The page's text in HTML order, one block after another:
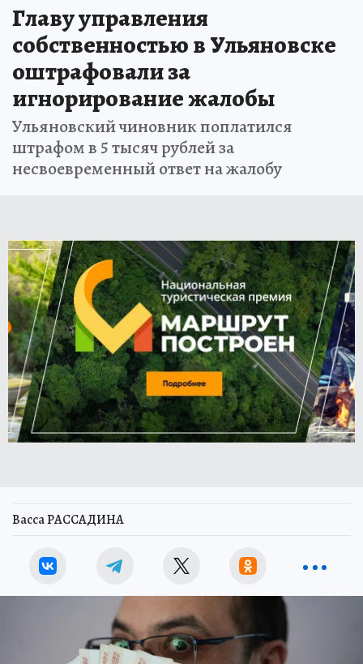
Главу управления
собственностью в Ульяновске
оштрафовали за
игнорирование жалобы
Ульяновский чиновник поплатился
штрафом в 5 тысяч рублей за
несвоевременный ответ на жалобу
Васса РАССАДИНА